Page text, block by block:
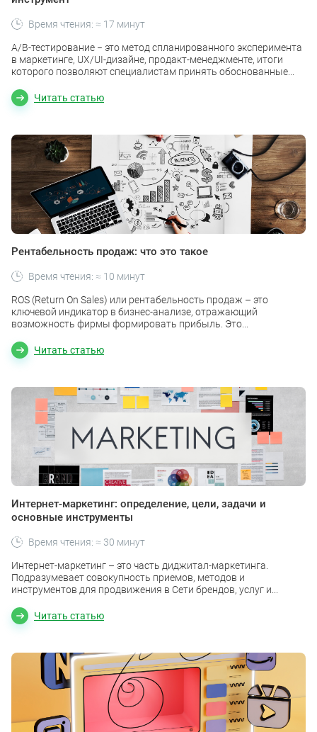
A/B-тестирование − это метод спланированного эксперимента
в маркетинге, UX/UI-дизайне, продакт-менеджменте, итоги
которого позволяют специалистам принять обоснованные...
Читать статью
Время чтения: ≈ 17 минут
Рентабельность продаж: что это такое
ROS (Return On Sales) или рентабельность продаж – это
ключевой индикатор в бизнес-анализе, отражающий
возможность фирмы формировать прибыль. Это...
Читать статью
Время чтения: ≈ 10 минут
Интернет-маркетинг: определение, цели, задачи и
основные инструменты
Интернет-маркетинг – это часть диджитал-маркетинга.
Подразумевает совокупность приемов, методов и
инструментов для продвижения в Сети брендов, услуг и...
Читать статью
Время чтения: ≈ 30 минут